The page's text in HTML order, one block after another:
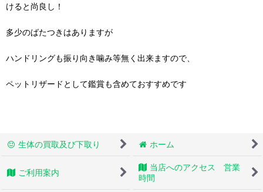
けると尚良し！
多少のばたつきはありますが
ハンドリングも振り向き噛み等無く出来ますので、
ペットリザードとして鑑賞も含めておすすめです
生体の買取及び下取り ホーム
ご利用案内
当店へのアクセス 営業
時間